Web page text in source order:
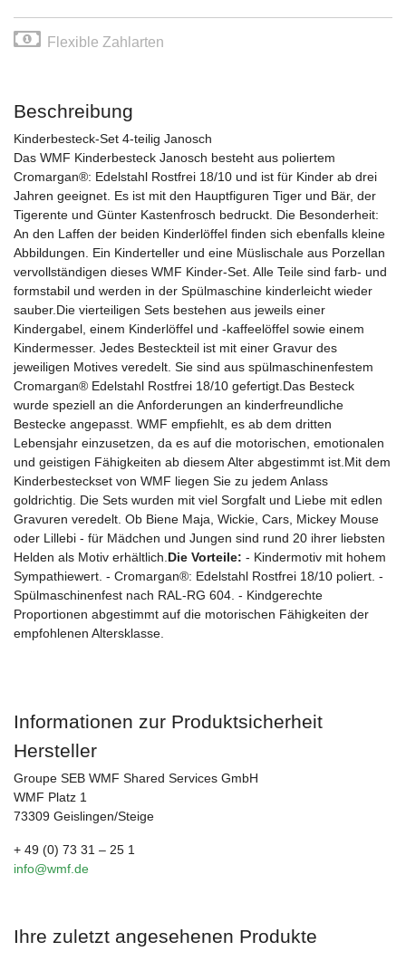
Flexible Zahlarten
Beschreibung
Kinderbesteck-Set 4-teilig Janosch
Das WMF Kinderbesteck Janosch besteht aus poliertem
Cromargan®: Edelstahl Rostfrei 18/10 und ist für Kinder ab drei
Jahren geeignet. Es ist mit den Hauptfiguren Tiger und Bär, der
Tigerente und Günter Kastenfrosch bedruckt. Die Besonderheit:
An den Laffen der beiden Kinderlöffel finden sich ebenfalls kleine
Abbildungen. Ein Kinderteller und eine Müslischale aus Porzellan
vervollständigen dieses WMF Kinder-Set. Alle Teile sind farb- und
formstabil und werden in der Spülmaschine kinderleicht wieder
sauber.Die vierteiligen Sets bestehen aus jeweils einer
Kindergabel, einem Kinderlöffel und -kaffeelöffel sowie einem
Kindermesser. Jedes Besteckteil ist mit einer Gravur des
jeweiligen Motives veredelt. Sie sind aus spülmaschinenfestem
Cromargan® Edelstahl Rostfrei 18/10 gefertigt.Das Besteck
wurde speziell an die Anforderungen an kinderfreundliche
Bestecke angepasst. WMF empfiehlt, es ab dem dritten
Lebensjahr einzusetzen, da es auf die motorischen, emotionalen
und geistigen Fähigkeiten ab diesem Alter abgestimmt ist.Mit dem
Kinderbesteckset von WMF liegen Sie zu jedem Anlass
goldrichtig. Die Sets wurden mit viel Sorgfalt und Liebe mit edlen
Gravuren veredelt. Ob Biene Maja, Wickie, Cars, Mickey Mouse
oder Lillebi - für Mädchen und Jungen sind rund 20 ihrer liebsten
Helden als Motiv erhältlich.Die Vorteile: - Kindermotiv mit hohem
Sympathiewert. - Cromargan®: Edelstahl Rostfrei 18/10 poliert. -
Spülmaschinenfest nach RAL-RG 604. - Kindgerechte
Proportionen abgestimmt auf die motorischen Fähigkeiten der
empfohlenen Altersklasse.
Informationen zur Produktsicherheit
Hersteller
Groupe SEB WMF Shared Services GmbH
WMF Platz 1
73309 Geislingen/Steige
+ 49 (0) 73 31 – 25 1
info@wmf.de
Ihre zuletzt angesehenen Produkte